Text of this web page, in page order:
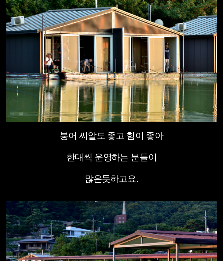
붕어 씨알도 좋고 힘이 좋아
한대씩 운영하는 분들이
많은듯하고요.